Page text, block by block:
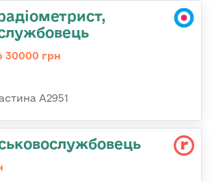
30000 грн
А2951